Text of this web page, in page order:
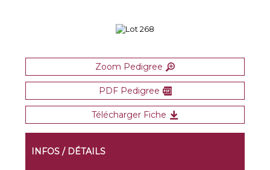
Zoom Pedigree
PDF Pedigree
Télécharger Fiche
INFOS / DÉTAILS